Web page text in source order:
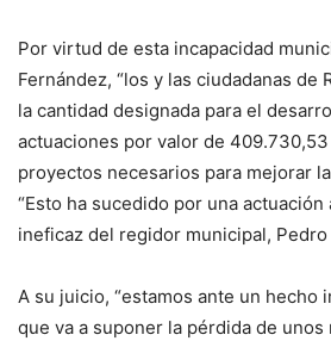
Por virtud de esta incapacidad
Fernández, “los y las ciudadanas de
la cantidad designada para el
actuaciones por valor de
proyectos necesarios para mejorar
“Esto ha sucedido por una
ineficaz del regidor municipal, Pedro
A su juicio, “estamos ante un hecho
que va a suponer la pérdida de unos